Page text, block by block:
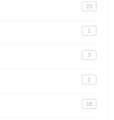
23
1
3
1
18